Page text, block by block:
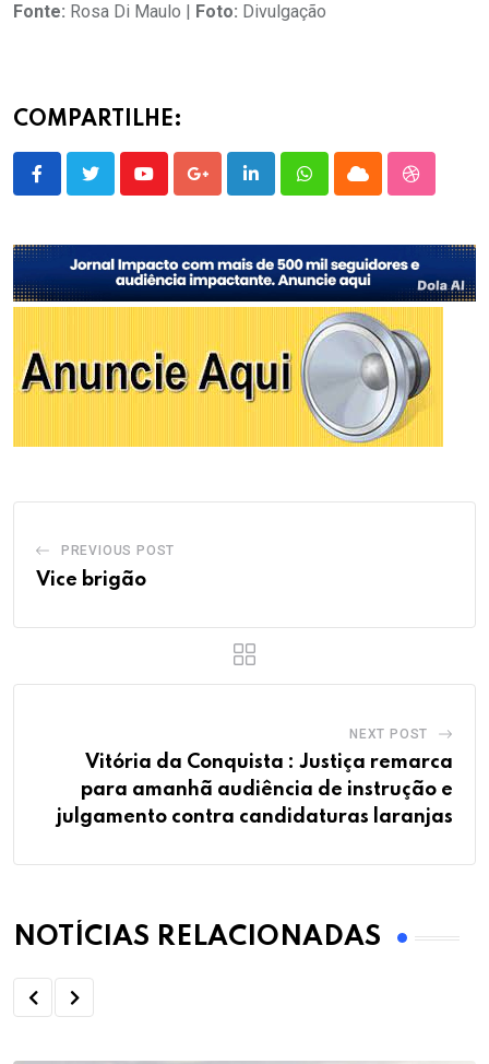
Fonte: Rosa Di Maulo | Foto: Divulgação
COMPARTILHE:
YoutubeGoogle+LinkedInWhatsappCloud
PREVIOUS POST
Vice brigão
NEXT POST
Vitória da Conquista : Justiça remarca
para amanhã audiência de instrução e
julgamento contra candidaturas laranjas
NOTÍCIAS RELACIONADAS